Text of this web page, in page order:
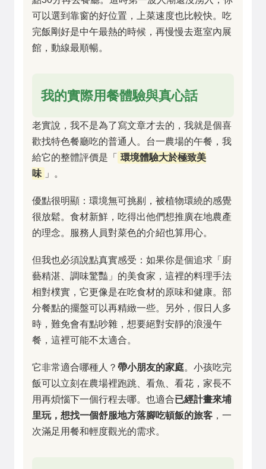
可以選到靠窗的好位置，上菜速度也比較快。吃
完飯剛好是中午最熱的時候，再慢慢去逛室內展
館，動線最順暢。
我的實際用餐體驗與真心話
老實說，我不是為了寫文章才去的，我就是個喜
歡找特色餐廳吃的普通人。台一農場的午餐，我
給它的整體評價是「
環境體驗大於極致美
味
」。
優點很明顯：環境無可挑剔，被植物環繞的感覺
很放鬆。食材新鮮，吃得出他們想推廣在地農產
的理念。服務人員對菜色的介紹也算用心。
但我也必須說點真實感受：如果你是個追求「廚
藝精湛、調味驚豔」的美食家，這裡的料理手法
相對樸實，它更像是在吃食材的原味和健康。部
分餐點的擺盤可以再精緻一些。另外，假日人多
時，難免會有點吵雜，想要絕對安靜的浪漫午
餐，這裡可能不太適合。
它非常適合哪種人？ 帶小朋友的家庭。小孩吃完
飯可以立刻在農場裡跑跳、看魚、看花，家長不
用再煩惱下一個行程去哪。也適合已經計畫來埔
里玩，想找一個舒服地方落腳吃頓飯的旅客 ，一
次滿足用餐和輕度觀光的需求。